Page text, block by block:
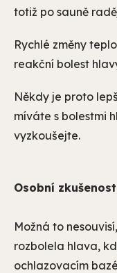
totiž po sauně
Rychlé změny
reakční bolest
Někdy je proto
míváte s bolestmi
vyzkoušejte.
Osobní
Možná to
rozbolela hlava,
ochlazovacím